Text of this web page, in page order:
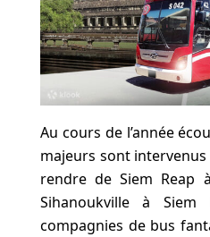
Au cours de l’année
majeurs sont
rendre de Siem Reap
Sihanoukville à Siem
compagnies de bus